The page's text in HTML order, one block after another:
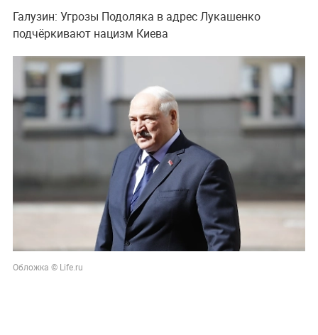
Галузин: Угрозы Подоляка в адрес Лукашенко
подчёркивают нацизм Киева
Обложка © Life.ru